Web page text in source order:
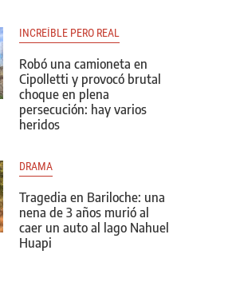
INCREÍBLE PERO REAL
Robó una camioneta en
Cipolletti y provocó brutal
choque en plena
persecución: hay varios
heridos
DRAMA
Tragedia en Bariloche: una
nena de 3 años murió al
caer un auto al lago Nahuel
Huapi